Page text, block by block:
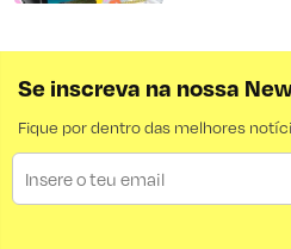
Se inscreva na nossa
Fique por dentro das melhores